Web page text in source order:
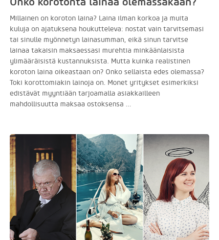
Millainen on koroton laina? Laina ilman korkoa ja muita
kuluja on ajatuksena houkutteleva: nostat vain tarvitsemasi
tai sinulle myönnetyn lainasumman, eikä sinun tarvitse
lainaa takaisin maksaessasi murehtia minkäänlaisista
ylimääräisistä kustannuksista. Mutta kuinka realistinen
koroton laina oikeastaan on? Onko sellaista edes olemassa?
Toki korottomiakin lainoja on. Monet yritykset esimerkiksi
edistävät myyntiään tarjoamalla asiakkailleen
mahdollisuutta maksaa ostoksensa …